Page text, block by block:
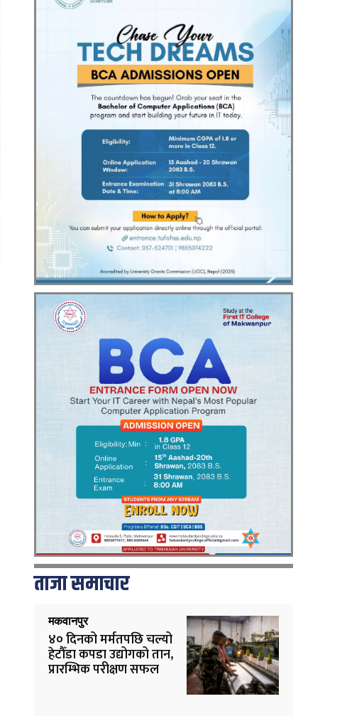
ताजा समाचार
मकवानपुर
४० दिनको मर्मतपछि चल्यो
हेटौँडा कपडा उद्योगको तान,
प्रारम्भिक परीक्षण सफल